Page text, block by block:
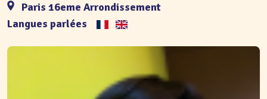
Paris 16eme Arrondissement
Langues parlées